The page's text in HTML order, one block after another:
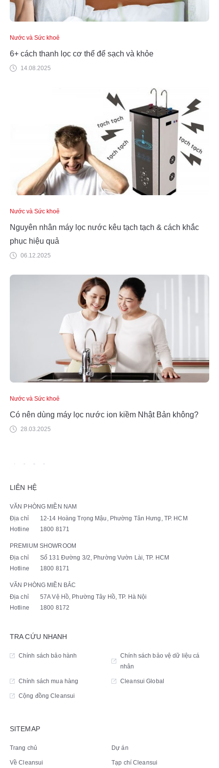
Nước và Sức khoẻ
6+ cách thanh lọc cơ thể để sạch và khỏe
14.08.2025
Nước và Sức khoẻ
Nguyên nhân máy lọc nước kêu tạch tạch & cách khắc
phục hiệu quả
06.12.2025
Nước và Sức khoẻ
Có nên dùng máy lọc nước ion kiềm Nhật Bản không?
28.03.2025
LIÊN HỆ
VĂN PHÒNG MIỀN NAM
Địa chỉ
12-14 Hoàng Trọng Mậu, Phường Tân Hưng, TP. HCM
Hotline
1800 8171
PREMIUM SHOWROOM
Địa chỉ
Số 131 Đường 3/2, Phường Vườn Lài, TP. HCM
Hotline
1800 8171
VĂN PHÒNG MIỀN BẮC
Địa chỉ
57A Vệ Hồ, Phường Tây Hồ, TP. Hà Nội
Hotline
1800 8172
TRA CỨU NHANH
Chính sách bảo hành
Chính sách bảo vệ dữ liệu cá
nhân
Chính sách mua hàng Cleansui Global
Cộng đồng Cleansui
SITEMAP
Trang chủ Dự án
Về Cleansui Tạp chí Cleansui